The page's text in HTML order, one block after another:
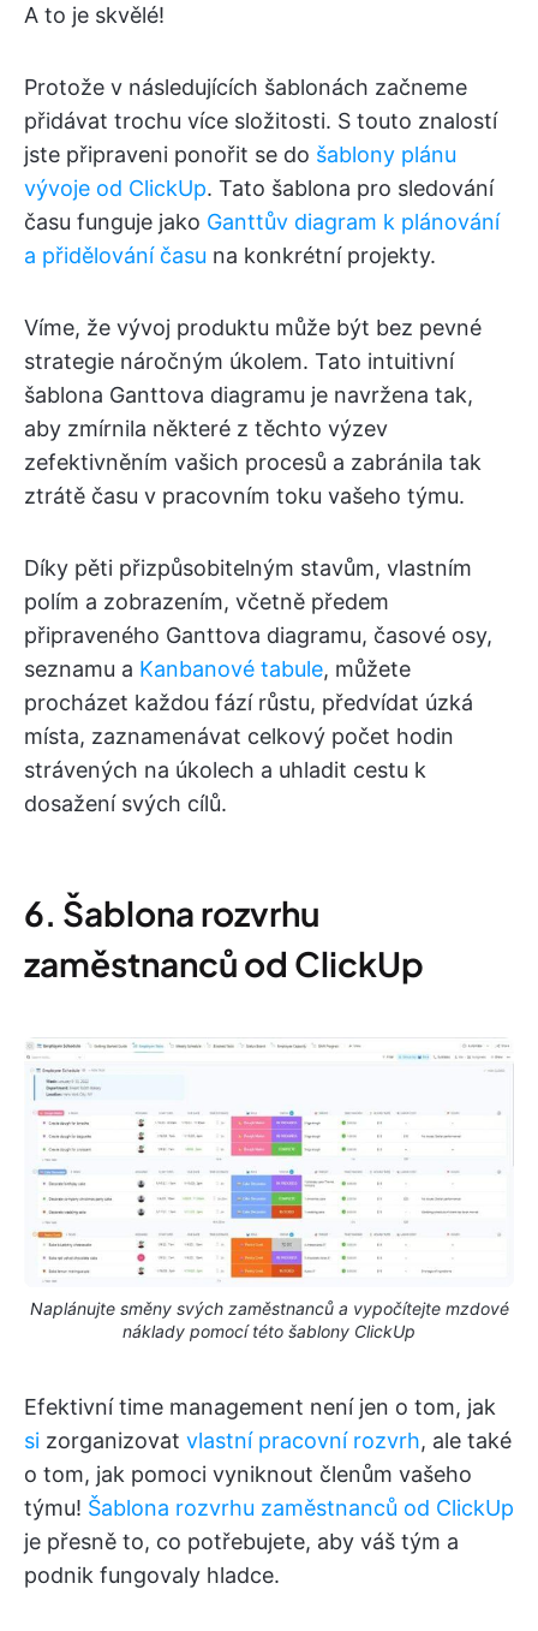
A to je skvělé!
Protože v následujících šablonách začneme
přidávat trochu více složitosti. S touto znalostí
jste připraveni ponořit se do šablony plánu
vývoje od ClickUp. Tato šablona pro sledování
času funguje jako Ganttův diagram k plánování
a přidělování času na konkrétní projekty.
Víme, že vývoj produktu může být bez pevné
strategie náročným úkolem. Tato intuitivní
šablona Ganttova diagramu je navržena tak,
aby zmírnila některé z těchto výzev
zefektivněním vašich procesů a zabránila tak
ztrátě času v pracovním toku vašeho týmu.
Díky pěti přizpůsobitelným stavům, vlastním
polím a zobrazením, včetně předem
připraveného Ganttova diagramu, časové osy,
seznamu a Kanbanové tabule, můžete
procházet každou fází růstu, předvídat úzká
místa, zaznamenávat celkový počet hodin
strávených na úkolech a uhladit cestu k
dosažení svých cílů.
6. Šablona rozvrhu
zaměstnanců od ClickUp
Naplánujte směny svých zaměstnanců a vypočítejte mzdové
náklady pomocí této šablony ClickUp
Efektivní time management není jen o tom, jak
si zorganizovat vlastní pracovní rozvrh, ale také
o tom, jak pomoci vyniknout členům vašeho
týmu! Šablona rozvrhu zaměstnanců od ClickUp
je přesně to, co potřebujete, aby váš tým a
podnik fungovaly hladce.